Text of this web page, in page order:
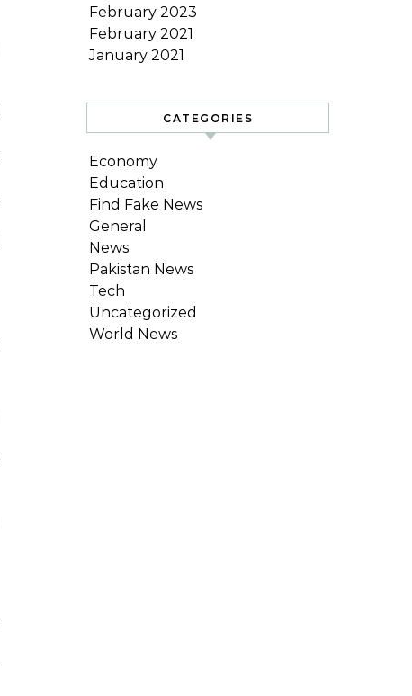
February 2023
February 2021
January 2021
CATEGORIES
Economy
Education
Find Fake News
General
News
Pakistan News
Tech
Uncategorized
World News